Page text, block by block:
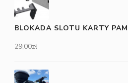
BLOKADA SLOTU KARTY
29,00zł